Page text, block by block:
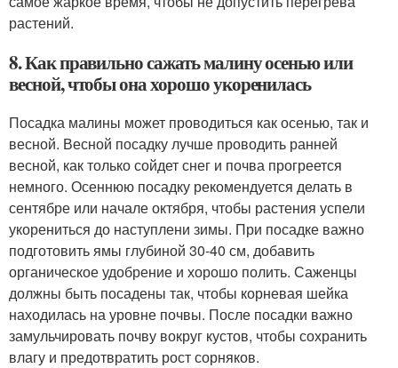
растений.
8. Как правильно сажать малину осенью или
весной, чтобы она хорошо укоренилась
Посадка малины может проводиться как осенью, так и
весной. Весной посадку лучше проводить ранней
весной, как только сойдет снег и почва прогреется
немного. Осеннюю посадку рекомендуется делать в
сентябре или начале октября, чтобы растения успели
укорениться до наступлени зимы. При посадке важно
подготовить ямы глубиной 30-40 см, добавить
органическое удобрение и хорошо полить. Саженцы
должны быть посадены так, чтобы корневая шейка
находилась на уровне почвы. После посадки важно
замульчировать почву вокруг кустов, чтобы сохранить
влагу и предотвратить рост сорняков.